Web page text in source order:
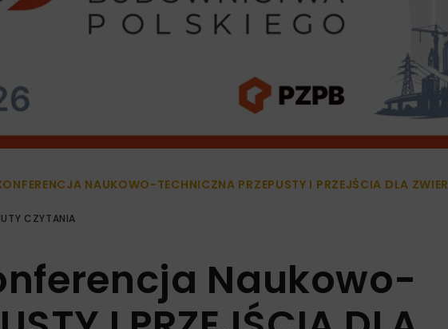
NAUKOWO-TECHNICZNA PRZEPUSTY I PRZEJŚCIA DLA
CZYTANIA
Naukowo-